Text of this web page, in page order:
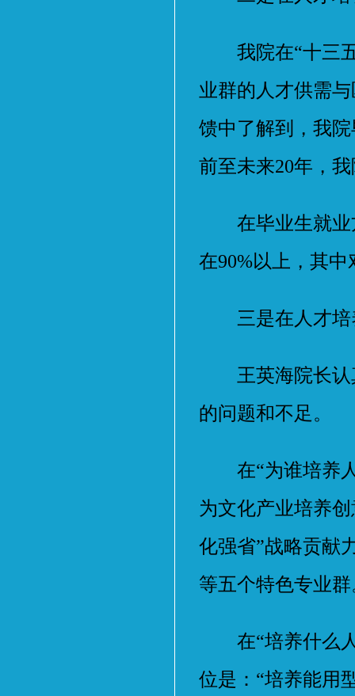
我院在“十三五
业群的人才供需
馈中了解到，我
前至未来20年，
在毕业生就业
在90%以上，其
三是在人才培
王英海院长认
的问题和不足。
在“为谁培养人
为文化产业培养
化强省”战略贡献
等五个特色专业群
在“培养什么人
位是：“培养能用